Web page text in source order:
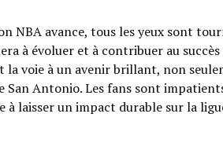
NBA avance, tous les yeux sont
à évoluer et à contribuer au
voie à un avenir brillant, non
San Antonio. Les fans sont
à laisser un impact durable sur la